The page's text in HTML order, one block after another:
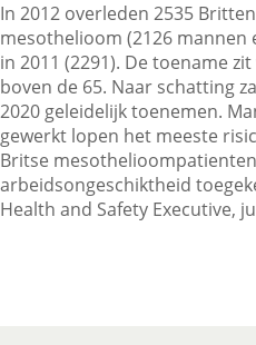
Veelgestelde
Contactgegevens
Zoeken
In 2012 overleden 2535
mesothelioom (2126 mannen
in 2011 (2291). De toename
boven de 65. Naar schatting
2020 geleidelijk toenemen.
gewerkt lopen het meeste
Britse
arbeidsongeschiktheid
Health and Safety Executive,